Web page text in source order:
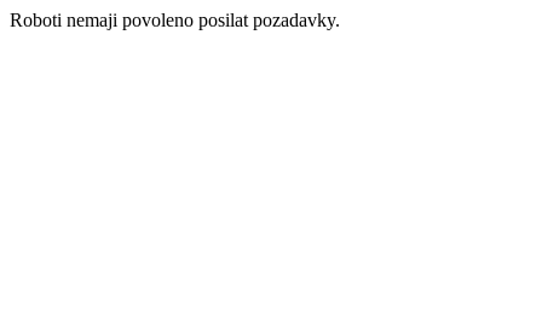
Roboti nemaji povoleno posilat pozadavky.